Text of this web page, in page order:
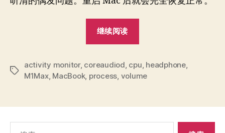
继续阅读
音
箱
量
过
标
activity monitor, coreaudiod cpu headphone,
M1Max, MacBook, process volume